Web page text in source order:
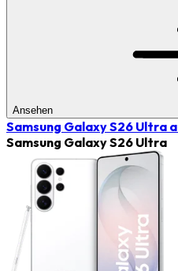
Ansehen
Samsung Galaxy S26 Ultra
Samsung Galaxy S26 Ultra